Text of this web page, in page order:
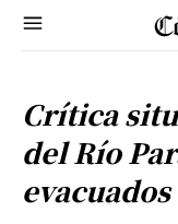
Crítica
del Río
evacuados